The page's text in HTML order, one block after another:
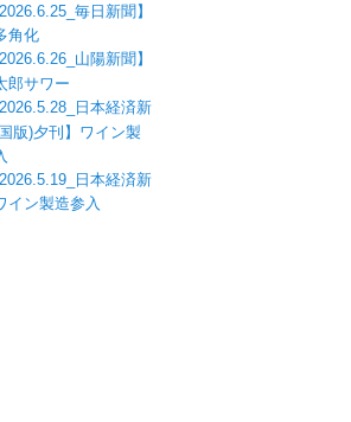
2026.6.25_毎日新聞】
角化
2026.6.26_山陽新聞】
郎サワー
2026.5.28_日本経済新
版)夕刊】ワイン製
2026.5.19_日本経済新
イン製造参入